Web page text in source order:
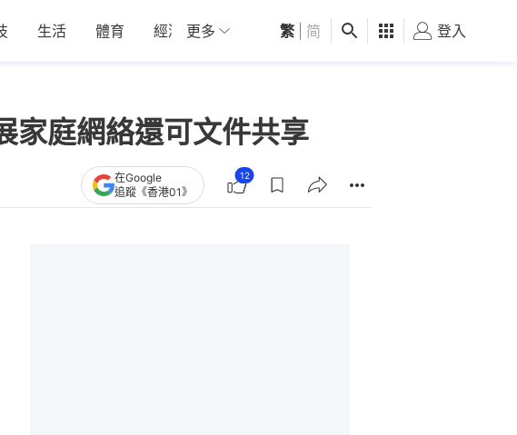
生活 體育 經濟 01深圳 觀點 健康 好食玩飛
更多 繁 简 登入
庭網絡還可文件共享
在Google
追蹤《香港01》
12